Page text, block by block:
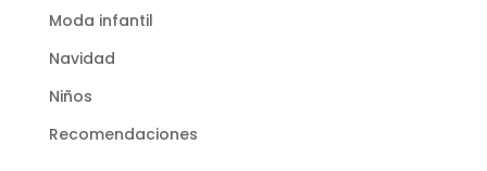
Moda infantil
Navidad
Niños
Recomendaciones